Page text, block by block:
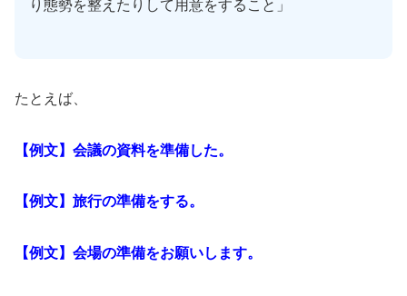
り態勢を整えたりして用意をすること」
たとえば、
【例文】会議の資料を準備した。
【例文】旅行の準備をする。
【例文】会場の準備をお願いします。